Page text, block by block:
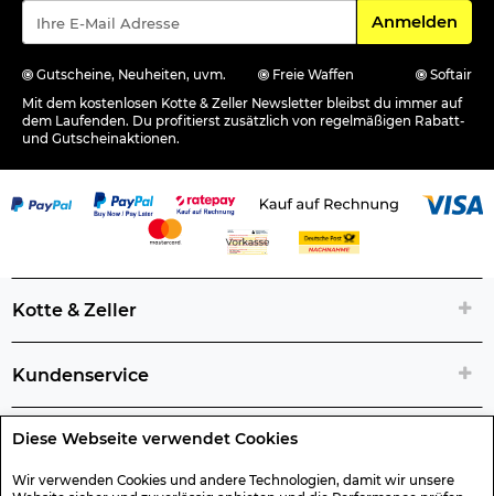
Diese Webseite verwendet Cookies
Wir verwenden Cookies und andere Technologien, damit wir unsere
Für den
Anmelden
Gutscheine, Neuheiten, uvm. Freie Waffen
Softair
Mit dem kostenlosen Kotte & Zeller Newsletter bleibst du immer auf
dem Laufenden. Du profitierst zusätzlich von regelmäßigen Rabatt-
und Gutscheinaktionen.
Kotte & Zeller
Kundenservice
Rechtliche Artikelinfos